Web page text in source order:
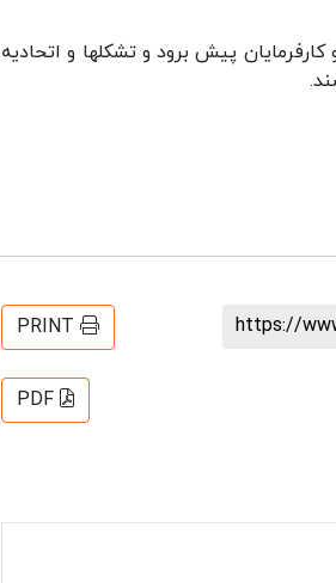
پیش برود و تشکلها و اتحادیه
https://
PRINT
PDF